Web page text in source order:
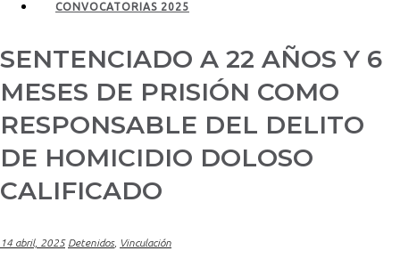
CONVOCATORIAS 2025
SENTENCIADO A 22 AÑOS Y 6
MESES DE PRISIÓN COMO
RESPONSABLE DEL DELITO
DE HOMICIDIO DOLOSO
CALIFICADO
14 abril, 2025 Detenidos, Vinculación